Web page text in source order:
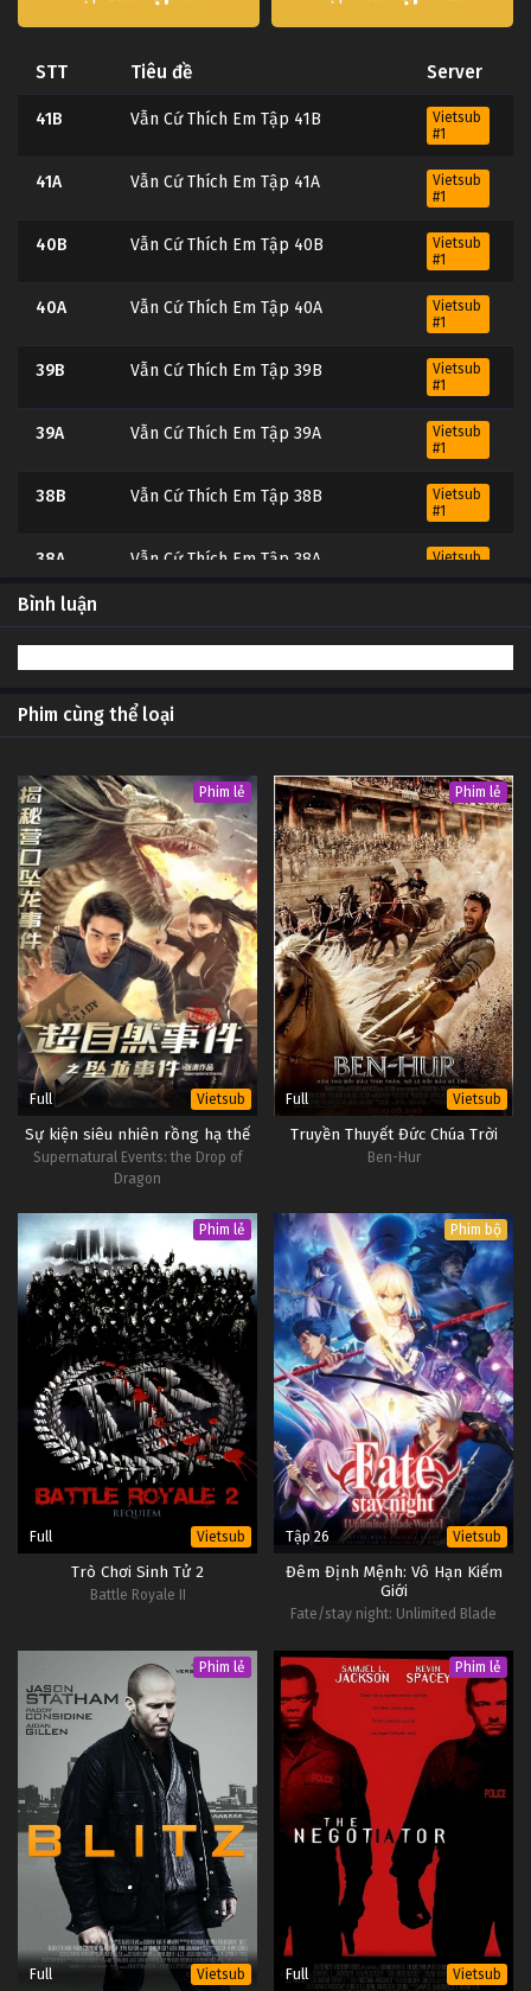
STT Tiêu đề Server
41B Vẫn Cứ Thích Em Tập 41B
Vietsub
#1
41A Vẫn Cứ Thích Em Tập 41A
Vietsub
#1
40B Vẫn Cứ Thích Em Tập 40B
Vietsub
#1
40A Vẫn Cứ Thích Em Tập 40A
Vietsub
#1
39B Vẫn Cứ Thích Em Tập 39B
Vietsub
#1
39A Vẫn Cứ Thích Em Tập 39A
Vietsub
#1
38B Vẫn Cứ Thích Em Tập 38B
Vietsub
#1
38A Vẫn Cứ Thích Em Tập 38A
Vietsub
37B Vẫn Cứ Thích Em Tập 37B
36A Vẫn Cứ Thích Em Tập 36A
Vietsub
#1
35B Vẫn Cứ Thích Em Tập 35B
Vietsub
#1
35A Vẫn Cứ Thích Em Tập 35A
Vietsub
#1
34B Vẫn Cứ Thích Em Tập 34B
Vietsub
#1
Bình luận
Phim cùng thể loại
Phim lẻ
Full Vietsub
Sự kiện siêu nhiên rồng hạ thế
Supernatural Events: the Drop of
Dragon
Phim lẻ
Full Vietsub
Truyền Thuyết Đức Chúa Trời
Ben-Hur
Phim lẻ
Full Vietsub
Trò Chơi Sinh Tử 2
Battle Royale II
Phim bộ
Tập 26 Vietsub
Đêm Định Mệnh: Vô Hạn Kiếm
Giới
Fate/stay night: Unlimited Blade
Phim lẻ
Full Vietsub
Phim lẻ
Full Vietsub